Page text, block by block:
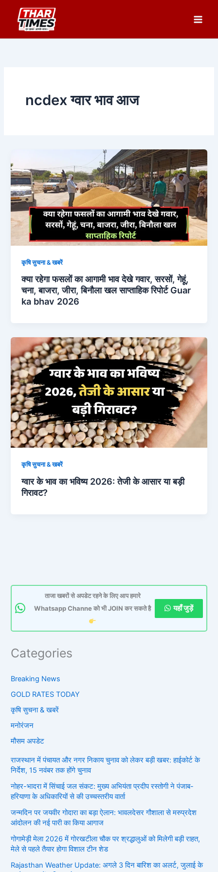
content
ncdex ग्वार भाव आज
कृषि सुचना & खबरें
क्या रहेगा फसलों का आगामी भाव देखे गवार, सरसों, गेहूं,
चना, बाजरा, जीरा, बिनौला खल साप्ताहिक रिपोर्ट Guar
ka bhav 2026
कृषि सुचना & खबरें
ग्वार के भाव का भविष्य 2026: तेजी के आसार या बड़ी
गिरावट?
ताजा खबरों से अपडेट रहने के लिए आप हमारे
Whatsapp Channe को भी JOIN कर सकते है
यहाँ जुड़ें
Categories
Breaking News
GOLD RATES TODAY
कृषि सुचना & खबरें
मनोरंजन
मौसम अपडेट
राजस्थान में पंचायत और नगर निकाय चुनाव को लेकर बड़ी खबर: हाईकोर्ट के
निर्देश, 15 नवंबर तक होंगे चुनाव
नोहर-भादरा में सिंचाई जल संकट: मुख्य अभियंता प्रदीप रस्तोगी ने पंजाब-
हरियाणा के अधिकारियों से की उच्चस्तरीय वार्ता
जन्मदिन पर जयवीर गोदारा का बड़ा ऐलान: भावलदेसर गौशाला से मरुप्रदेश
आंदोलन की नई पारी का किया आगाज
गोगामेड़ी मेला 2026 में गोरखटीला चौक पर श्रद्धालुओं को मिलेगी बड़ी राहत,
मेले से पहले तैयार होगा विशाल टीन शेड
Rajasthan Weather Update: अगले 3 दिन बारिश का अलर्ट, जुलाई के